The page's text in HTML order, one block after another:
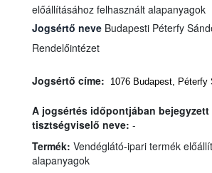
előállításához felhasznált alapanyagok
Jogsértő neve
Rendelőintézet
Jogsértő címe: 1076 Budapest, Péterfy
A jogsértés időpontjában bejegyzett
tisztségviselő neve: -
Termék: Vendéglátó-ipari termék előállításához
alapanyagok